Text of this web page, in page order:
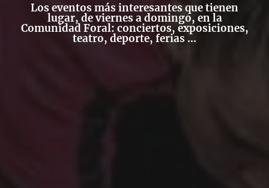
Los eventos más interesantes que tienen
lugar, de viernes a domingo, en la
Comunidad Foral: conciertos, exposiciones,
teatro, deporte, ferias ...